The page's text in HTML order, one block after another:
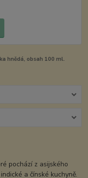
hnědá, obsah 100 ml.
pochází z asijského
a čínské kuchyně.